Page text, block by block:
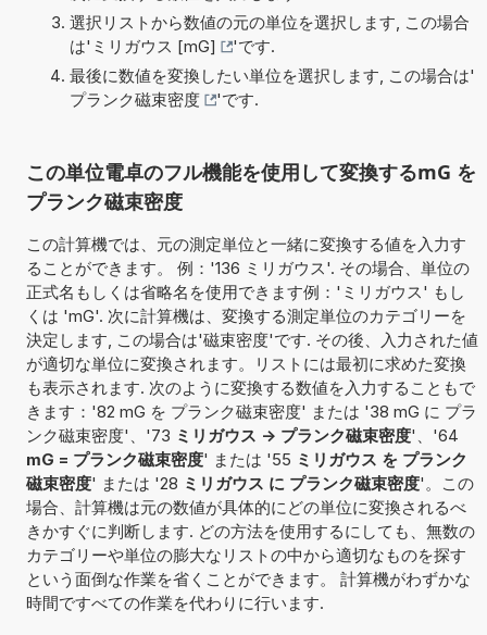
選択リストから数値の元の単位を選択します, この場合
は' ミリガウス [mG]
'です.
最後に数値を変換したい単位を選択します, この場合は'
プランク磁束密度
'です.
この単位電卓のフル機能を使用して変換するmG を
プランク磁束密度
この計算機では、元の測定単位と一緒に変換する値を入力す
ることができます。 例：'136 ミリガウス'. その場合、単位の
正式名もしくは省略名を使用できます例：'ミリガウス' もし
くは 'mG'. 次に計算機は、変換する測定単位のカテゴリーを
決定します, この場合は'磁束密度'です. その後、入力された値
が適切な単位に変換されます。リストには最初に求めた変換
も表示されます. 次のように変換する数値を入力することもで
きます：'82 mG を プランク磁束密度' または '38 mG に プラ
ンク磁束密度'、'73 ミリガウス -> プランク磁束密度'、'64
mG = プランク磁束密度' または '55 ミリガウス を プランク
磁束密度' または '28 ミリガウス に プランク磁束密度'。この
場合、計算機は元の数値が具体的にどの単位に変換されるべ
きかすぐに判断します. どの方法を使用するにしても、無数の
カテゴリーや単位の膨大なリストの中から適切なものを探す
という面倒な作業を省くことができます。 計算機がわずかな
時間ですべての作業を代わりに行います.